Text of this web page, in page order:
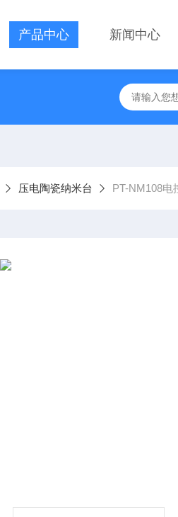
产品中心 新闻中心
外线观察用显微镜物镜 PT-
压电陶瓷纳米台 PT-NM108电